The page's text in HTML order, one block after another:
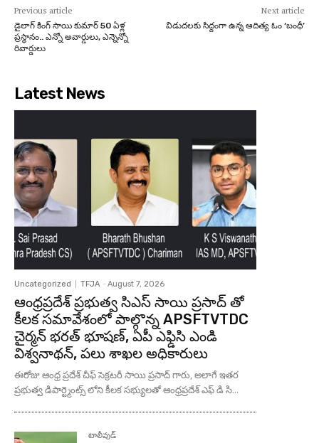
Previous article
డైలాగ్ కింగ్ సాయి కుమార్ 50 ఏళ్ల
ప్రస్థానం.. ఎన్నో అవార్డులు, ఎన్నెన్నో
రివార్డులు
Next article
విడుదలకు సిద్దంగా ఉన్న ఆదిత్య ఓం ‘బంధీ’
Latest News
Uncategorized TFJA - August 7, 2026
ఆంధ్రప్రదేశ్ ప్రభుత్వ సిఎస్ సాయి ప్రసాద్ తో
కీలక సమావేశంలో పాల్గొన్న APSFTVTDC
చైర్మన్ భరత్ భూషణ్, ఏపీ ఎఫ్డిసి ఎండి
విశ్వనాథన్, పలు శాఖల అధికారులు
ఈరోజు ఆంధ్ర ప్రదేశ్ చీఫ్ సెక్రటరీ సాయి ప్రసాద్ గారు, అలాగే ఇతర
ప్రభుత్వ డిపార్ట్మెంట్స్ లోని కీలక సభ్యులతో ఆంధ్రప్రదేశ్ ఎఫ్ డి సి...
టాలీవుడ్